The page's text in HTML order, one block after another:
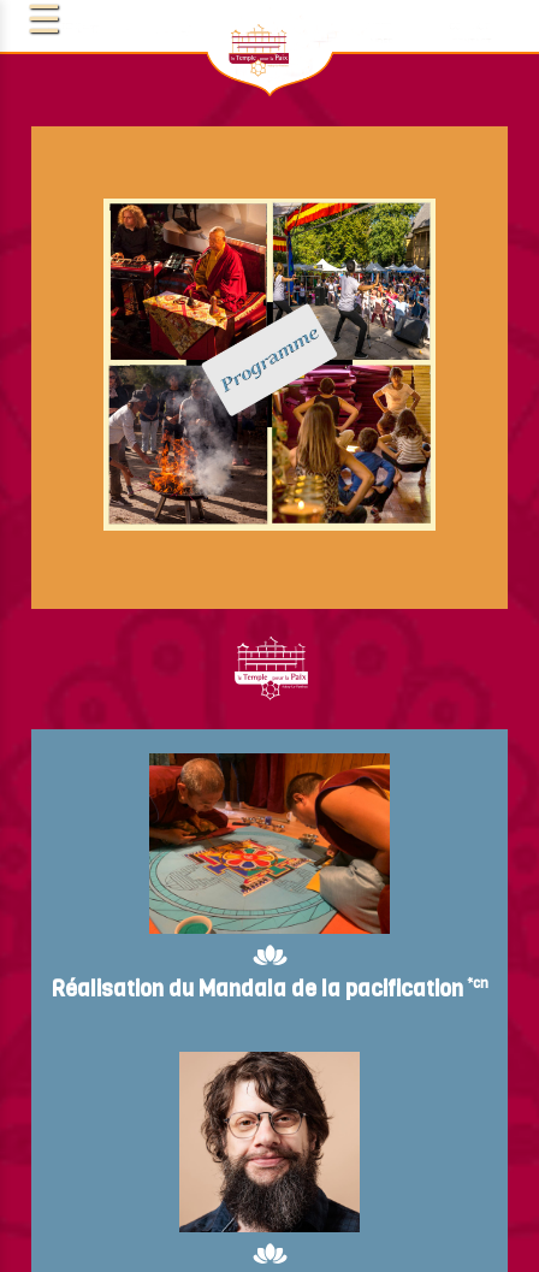
Réalisation du Mandala de la pacification*cn